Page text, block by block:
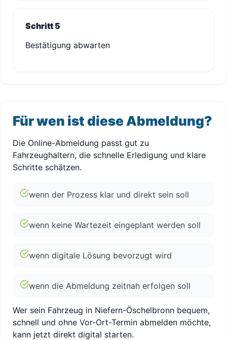
Schritt 5
Bestätigung abwarten
Für wen ist diese Abmeldung?
Die Online-Abmeldung passt gut zu
Fahrzeughaltern, die schnelle Erledigung und klare
Schritte schätzen.
wenn der Prozess klar und direkt sein soll
wenn keine Wartezeit eingeplant werden soll
wenn digitale Lösung bevorzugt wird
wenn die Abmeldung zeitnah erfolgen soll
Wer sein Fahrzeug in Niefern-Öschelbronn bequem,
schnell und ohne Vor-Ort-Termin abmelden möchte,
kann jetzt direkt digital starten.